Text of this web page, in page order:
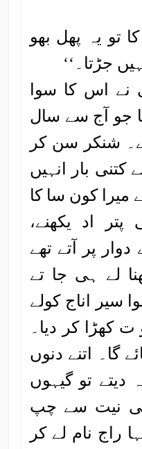
تو یہ پھل بھو
جڑتا۔‘‘
اس کا سوا
جو آج سے سال
شنکر سن کر
بار انہیں
میرا کون سا کا
اد یکھنے،
پر آتے تھے
لے ہی جا تے
سیر اناج کولے
کھڑا کر دیا۔
گا۔ اتنے دنوں
دیتے تو گیہوں
نیت سے چپ
راج نام لے کر